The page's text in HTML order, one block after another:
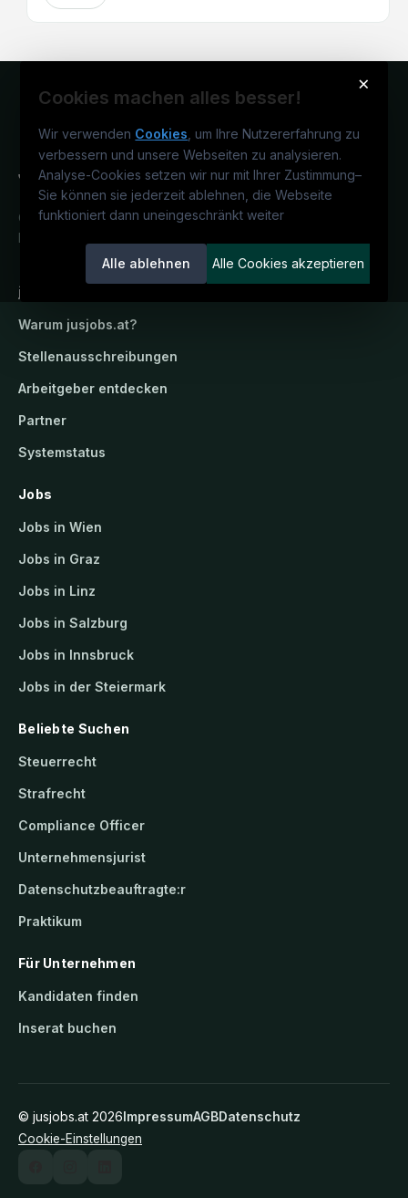
×
Cookies machen alles besser!
Wir verwenden Cookies , um Ihre Nutzererfahrung zu
verbessern und unsere Webseiten zu analysieren.
Analyse-Cookies setzen wir nur mit Ihrer Zustimmung–
Sie können sie jederzeit ablehnen, die Webseite
funktioniert dann uneingeschränkt weiter
Alle ablehnen Alle Cookies akzeptieren
Österreichs juristisches Karriereportal.
Ein Service der candidatis GmbH.
jusjobs.at
Warum jusjobs.at?
Stellenausschreibungen
Arbeitgeber entdecken
Partner
Systemstatus
Jobs
Jobs in Wien
Jobs in Graz
Jobs in Linz
Jobs in Salzburg
Jobs in Innsbruck
Jobs in der Steiermark
Beliebte Suchen
Steuerrecht
Strafrecht
Compliance Officer
Unternehmensjurist
Datenschutzbeauftragte:r
Praktikum
Für Unternehmen
Kandidaten finden
Inserat buchen
© jusjobs.at 2026ImpressumAGBDatenschutz
Cookie-Einstellungen